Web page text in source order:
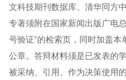
文科技期刊数据库、清华同方
专著须附在国家新闻出版广电
号验证”的检索页，同时加盖
公章。答辩材料须是已发表的
被采纳、引用、作为决策使用